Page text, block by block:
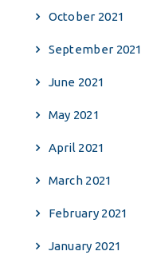
October 2021
September 2021
June 2021
May 2021
April 2021
March 2021
February 2021
January 2021